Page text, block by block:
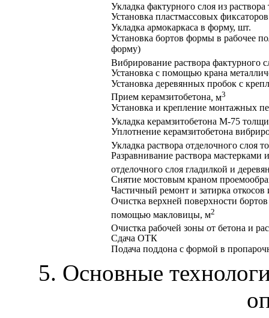
Укладка фактурного слоя из
Установка пластмассовых
Укладка армокаркаса в форму, шт.
Установка бортов формы в рабочее
форму)
Вибрирование раствора фактурного
Установка с помощью крана
Установка деревянных пробок с
Прием керамзитобетона, м3
Установка и крепление монтажных
Укладка керамзитобетона М-75
Уплотнение керамзитобетона
Укладка раствора отделочного
Разравнивание раствора мастерками
отделочного слоя гладилкой и
Снятие мостовым краном
Частичный ремонт и затирка
Очистка верхней поверхности
помощью макловицы, м2
Очистка рабочей зоны от бетона и
Сдача OTК
Подача поддона с формой в
5. Основные